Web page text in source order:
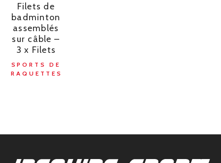
Filets de
badminton
assemblés
sur câble –
3 x Filets
SPORTS DE
RAQUETTES